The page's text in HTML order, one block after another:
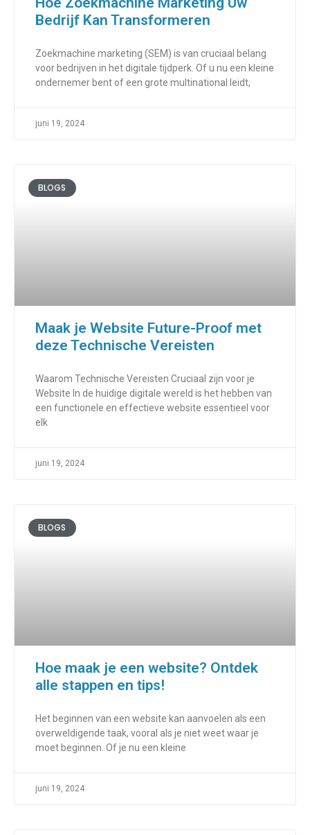
Bedrijf Kan Transformeren
Zoekmachine marketing (SEM) is van cruciaal belang
voor bedrijven in het digitale tijdperk. Of u nu een kleine
ondernemer bent of een grote multinational leidt,
juni 19, 2024
BLOGS
Maak je Website Future-Proof met
deze Technische Vereisten
Waarom Technische Vereisten Cruciaal zijn voor je
Website In de huidige digitale wereld is het hebben van
een functionele en effectieve website essentieel voor
elk
juni 19, 2024
BLOGS
Hoe maak je een website? Ontdek
alle stappen en tips!
Het beginnen van een website kan aanvoelen als een
overweldigende taak, vooral als je niet weet waar je
moet beginnen. Of je nu een kleine
juni 19, 2024